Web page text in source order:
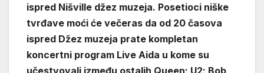
ispred Nišville džez muzeja. Posetioci niške
tvrđave moći će večeras da od 20 časova
ispred Džez muzeja prate kompletan
koncertni program Live Aida u kome su
učestvovali između ostalih Queen; U2; Bob